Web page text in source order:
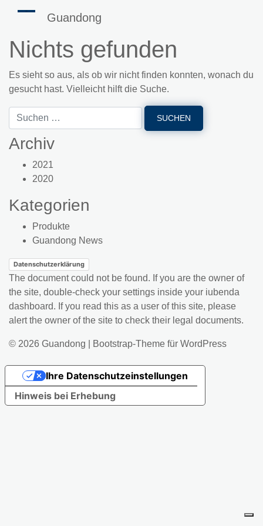
Guandong
Nichts gefunden
Es sieht so aus, als ob wir nicht finden konnten, wonach du
gesucht hast. Vielleicht hilft die Suche.
Archiv
2021
2020
Kategorien
Produkte
Guandong News
Datenschutzerklärung
The document could not be found. If you are the owner of
the site, double-check your settings inside your iubenda
dashboard. If you read this as a user of this site, please
alert the owner of the site to check their legal documents.
© 2026 Guandong Bootstrap-Theme für WordPress
Hinweis bei Erhebung
Ihre Datenschutzeinstellungen